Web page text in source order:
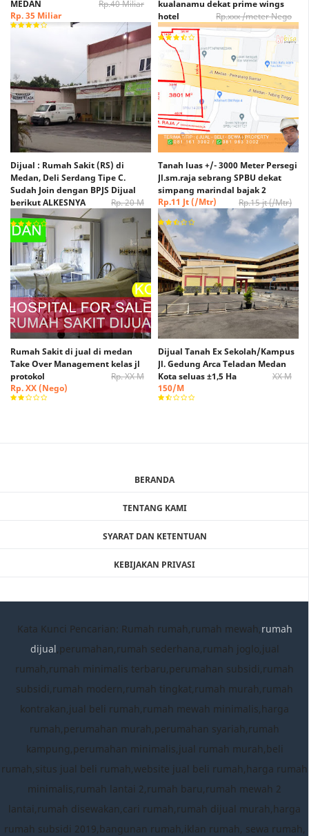
MEDAN
Rp.40 Miliar
Rp. 35 Miliar
kualanamu dekat prime wings
hotel
Rp.xxx /meter Nego
Rp. xxx /Meter Nego
Dijual : Rumah Sakit (RS) di
Medan, Deli Serdang Tipe C.
Sudah Join dengan BPJS Dijual
berikut ALKESNYA
Rp. 20 M
Rp. 15 M (Nego)
Tanah luas +/- 3000 Meter Persegi
Jl.sm.raja sebrang SPBU dekat
simpang marindal bajak 2
Rp.15 jt (/Mtr)
Rp.11 Jt (/Mtr)
(Nego)
Rumah Sakit di jual di medan
Take Over Management kelas jl
protokol
Rp. XX M
Rp. XX (Nego)
Dijual Tanah Ex Sekolah/Kampus
Jl. Gedung Arca Teladan Medan
Kota seluas ±1,5 Ha
XX M
150/M
BERANDA
TENTANG KAMI
SYARAT DAN KETENTUAN
KEBIJAKAN PRIVASI
Kata Kunci Pencarian: Rumah rumah,rumah mewah,rumah
dijual,perumahan,rumah sederhana,rumah joglo,jual
rumah,rumah minimalis terbaru,perumahan subsidi,rumah
subsidi,rumah modern,rumah tingkat,rumah murah,rumah
kontrakan,jual beli rumah,rumah mewah minimalis,harga
rumah,perumahan murah,perumahan syariah,rumah
kampung,perumahan minimalis,jual rumah murah,beli
rumah,situs jual beli rumah,website jual beli rumah,harga rumah
minimalis,rumah lantai 2,rumah baru,rumah mewah 2
lantai,rumah disewakan,cari rumah,rumah dijual murah,harga
rumah subsidi 2019,bangunan rumah,iklan rumah, sewa rumah,